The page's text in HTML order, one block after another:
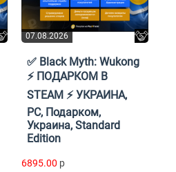
07.08.2026
✅ Black Myth: Wukong
⚡️ ПОДАРКОМ В
STEAM ⚡️ УКРАИНА,
PC, Подарком,
Украина, Standard
Edition
6895.00 p